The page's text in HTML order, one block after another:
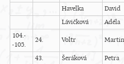
Havelka David
Lávičková
Adéla
104.-
-105.
24. Voltr Martin
43. Šeráková Petra